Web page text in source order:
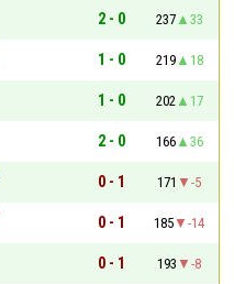
2 - 0 237
33
1 - 0 219
18
1 - 0 202
17
2 - 0 166
36
0 - 1 171
-5
0 - 1 185
-14
0 - 1 193
-8